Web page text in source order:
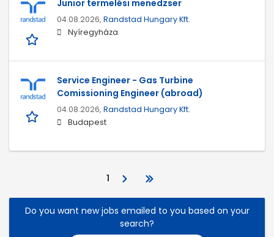
Junior termelési menedzser
04.08.2026, Randstad Hungary Kft.
Nyíregyháza
Service Engineer - Gas Turbine
Comissioning Engineer (abroad)
04.08.2026, Randstad Hungary Kft.
Budapest
1
Do you want new jobs emailed to you based on your
search?